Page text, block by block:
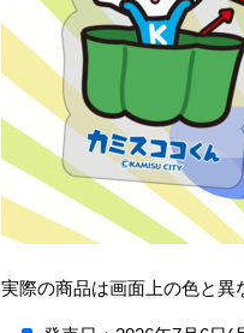
実際の商品は画面上の色と異